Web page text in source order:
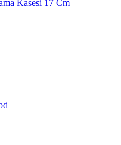
Kasesi 17 Cm